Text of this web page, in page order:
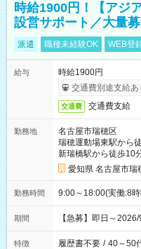
時給1900円！【アジ
設営サポート／大量
派遣 職種未経験OK WEB登
給与
時給1900円
交通費別途支給あ
交通費 交通費支給
勤務地
名古屋市瑞穂区
瑞穂運動場東駅から
新瑞橋駅から徒歩10
愛知県 名古屋市瑞
勤務時間 9:00～18:00(実働:8
期間 【急募】即日～
特徴 履歴書不要 / 40～50